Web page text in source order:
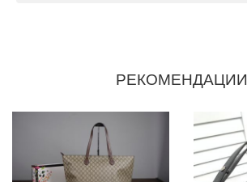
РЕКОМЕНДАЦИИ